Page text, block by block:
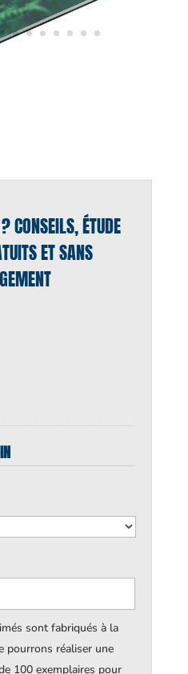
CONSEILS, ÉTUDE
ET SANS
sont fabriqués à la
pourrons réaliser une
100 exemplaires pour